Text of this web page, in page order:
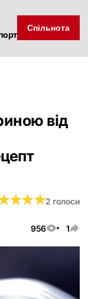
Спільнота
від
956 1
★★★
★★★2 голоси